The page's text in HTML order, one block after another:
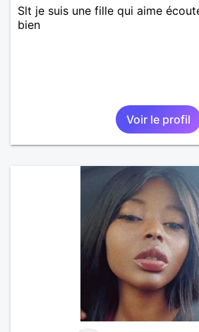
Slt je suis une fille qui aime
bien
Voir le profil